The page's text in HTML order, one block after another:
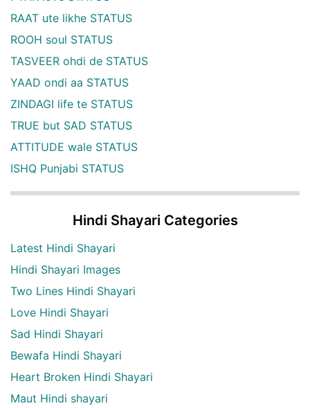
RAAT ute likhe STATUS
ROOH soul STATUS
TASVEER ohdi de STATUS
YAAD ondi aa STATUS
ZINDAGI life te STATUS
TRUE but SAD STATUS
ATTITUDE wale STATUS
ISHQ Punjabi STATUS
Hindi Shayari Categories
Latest Hindi Shayari
Hindi Shayari Images
Two Lines Hindi Shayari
Love Hindi Shayari
Sad Hindi Shayari
Bewafa Hindi Shayari
Heart Broken Hindi Shayari
Maut Hindi shayari